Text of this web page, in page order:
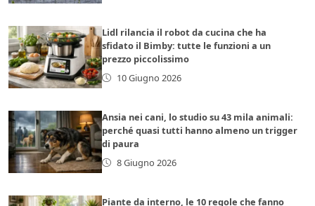
Lidl rilancia il robot da cucina che ha
sfidato il Bimby: tutte le funzioni a un
prezzo piccolissimo
10 Giugno 2026
Ansia nei cani, lo studio su 43 mila animali:
perché quasi tutti hanno almeno un trigger
di paura
8 Giugno 2026
Piante da interno, le 10 regole che fanno